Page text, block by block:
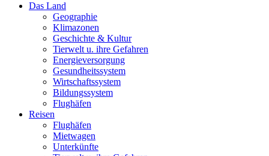
Das Land
Geographie
Klimazonen
Geschichte & Kultur
Tierwelt u. ihre Gefahren
Energieversorgung
Gesundheitssystem
Wirtschaftssystem
Bildungssystem
Flughäfen
Reisen
Flughäfen
Mietwagen
Unterkünfte